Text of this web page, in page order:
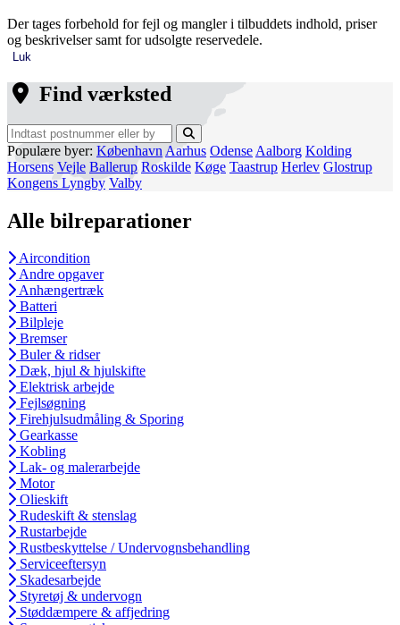
Der tages forbehold for fejl og mangler i tilbuddets indhold, priser
og beskrivelser samt for udsolgte reservedele.
Luk
Find værksted
Populære byer: København Aarhus Odense Aalborg Kolding
Horsens Vejle Ballerup Roskilde Køge Taastrup Herlev Glostrup
Kongens Lyngby Valby
Alle bilreparationer
Aircondition
Andre opgaver
Anhængertræk
Batteri
Bilpleje
Bremser
Buler & ridser
Dæk, hjul & hjulskifte
Elektrisk arbejde
Fejlsøgning
Firehjulsudmåling & Sporing
Gearkasse
Kobling
Lak- og malerarbejde
Motor
Olieskift
Rudeskift & stenslag
Rustarbejde
Rustbeskyttelse / Undervognsbehandling
Serviceeftersyn
Skadesarbejde
Styretøj & undervogn
Støddæmpere & affjedring